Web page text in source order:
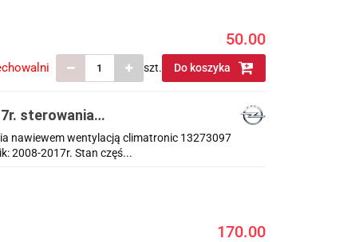
50.00
szt. Do koszyka
sterowania
nawiewem wentylacją climatronic 13273097
2008-2017r. Stan częś...
170.00